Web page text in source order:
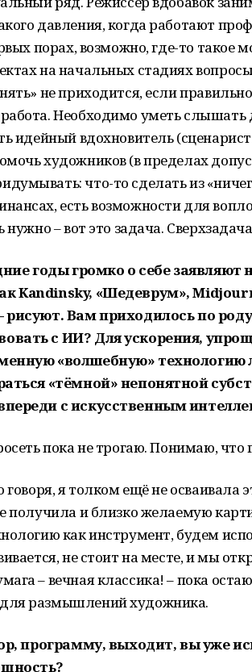
давления, когда работают
порах, возможно, где-то такое
на начальных стадиях
не приходится, если
Необходимо уметь слышать
идейный вдохновитель
художников (в пределах
что-то сделать из
есть возможности для
нужно – вот это задача.
годы громко о себе заявляют
Kandinsky, «Шедеврум»,
рисуют. Вам приходилось по
с ИИ? Для ускорения,
«волшебную» технологию
«тёмной» непонятной
с искусственным
пока не трогаю. Понимаю, что
говоря, я толком ещё не
получила и близко желаемую
как инструмент, будем
не стоит на месте, и мы
– вечная классика! – пока
размышлений художника.
, программу, выходит, вы уже